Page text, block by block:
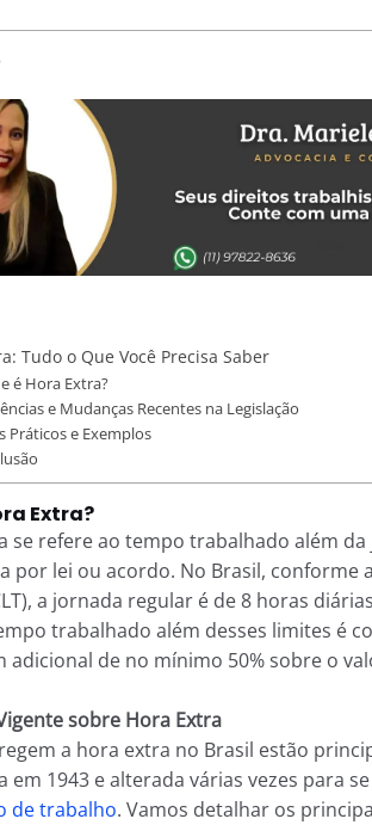
Tudo o Que Você Precisa Saber
é Hora Extra?
e Mudanças Recentes na Legislação
Práticos e Exemplos
Extra?
se refere ao tempo trabalhado além
por lei ou acordo. No Brasil, conforme
a jornada regular é de 8 horas
trabalhado além desses limites é
adicional de no mínimo 50% sobre o
sobre Hora Extra
a hora extra no Brasil estão
em 1943 e alterada várias vezes para
de trabalho. Vamos detalhar os